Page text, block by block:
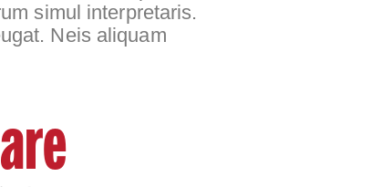
simul interpretaris.
Neis aliquam